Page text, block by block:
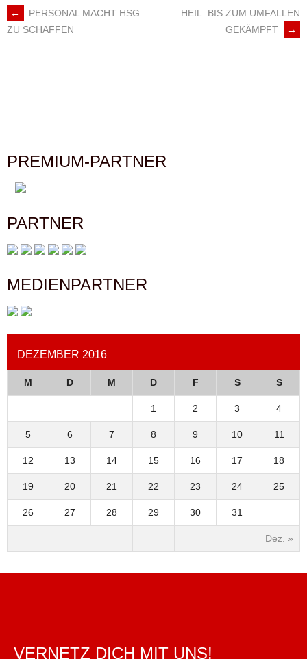
ARTIKEL-
←
PERSONAL MACHT HSG
ZU SCHAFFEN
HEIL: BIS ZUM UMFALLEN
GEKÄMPFT
→
PREMIUM-PARTNER
PARTNER
MEDIENPARTNER
DEZEMBER 2016
M D M D F S S
Dez. »
1 2 3 4
5 6 7 8 9 10 11
12 13 14 15 16 17 18
19 20 21 22 23 24 25
26 27 28 29 30 31
VERNETZ DICH MIT UNS!